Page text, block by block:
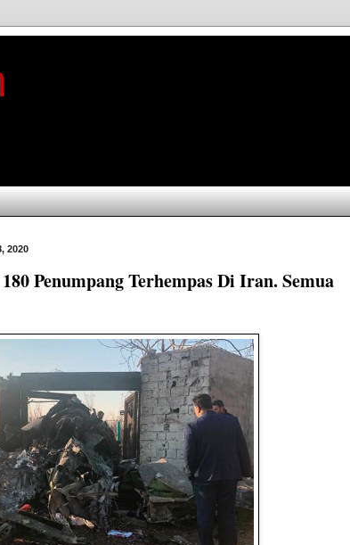
2020
Penumpang Terhempas Di Iran. Semua